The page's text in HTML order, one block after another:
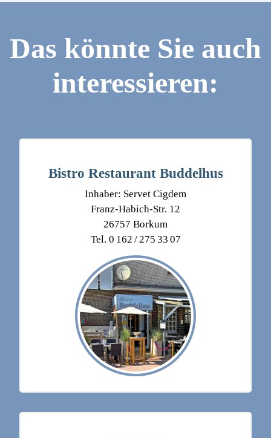
Das könnte Sie auch
interessieren:
Bistro Restaurant Buddelhus
Inhaber: Servet Cigdem
Franz-Habich-Str. 12
26757 Borkum
Tel. 0 162 / 275 33 07